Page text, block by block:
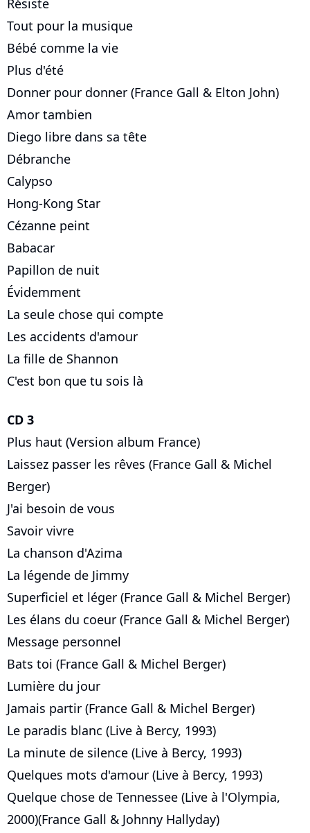
Résiste
Tout pour la musique
Bébé comme la vie
Plus d'été
Donner pour donner (France Gall & Elton John)
Amor tambien
Diego libre dans sa tête
Débranche
Calypso
Hong-Kong Star
Cézanne peint
Babacar
Papillon de nuit
Évidemment
La seule chose qui compte
Les accidents d'amour
La fille de Shannon
C'est bon que tu sois là
CD 3
Plus haut (Version album France)
Laissez passer les rêves (France Gall & Michel
Berger)
J'ai besoin de vous
Savoir vivre
La chanson d'Azima
La légende de Jimmy
Superficiel et léger (France Gall & Michel Berger)
Les élans du coeur (France Gall & Michel Berger)
Message personnel
Bats toi (France Gall & Michel Berger)
Lumière du jour
Jamais partir (France Gall & Michel Berger)
Le paradis blanc (Live à Bercy, 1993)
La minute de silence (Live à Bercy, 1993)
Quelques mots d'amour (Live à Bercy, 1993)
Quelque chose de Tennessee (Live à l'Olympia,
2000)(France Gall & Johnny Hallyday)